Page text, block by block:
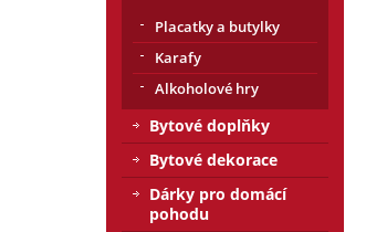
Placatky a butylky
Karafy
Alkoholové hry
Bytové doplňky
Bytové dekorace
Dárky pro domácí
pohodu